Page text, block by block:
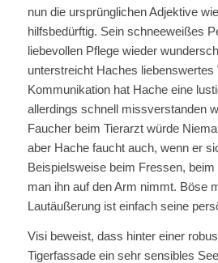
nun die ursprünglichen Adjektive
hilfsbedürftig. Sein schneeweißes
liebevollen Pflege wieder
unterstreicht Haches liebenswertes
Kommunikation hat Hache eine
allerdings schnell missverstanden
Faucher beim Tierarzt würde
aber Hache faucht auch, wenn er
Beispielsweise beim Fressen,
man ihn auf den Arm nimmt. Böse
Lautäußerung ist einfach seine
Visi beweist, dass hinter einer
Tigerfassade ein sehr sensibles